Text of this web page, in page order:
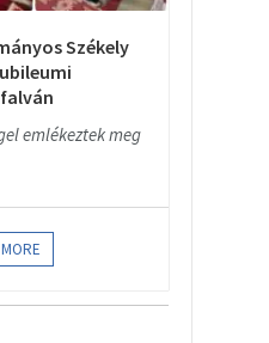
Székely
emlékeztek meg